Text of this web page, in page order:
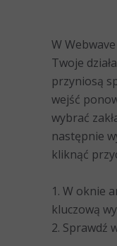
W
Twoje
przyniosą
wejść
wybrać
następnie
kliknąć
1. W oknie
kluczową
2. Sprawdź